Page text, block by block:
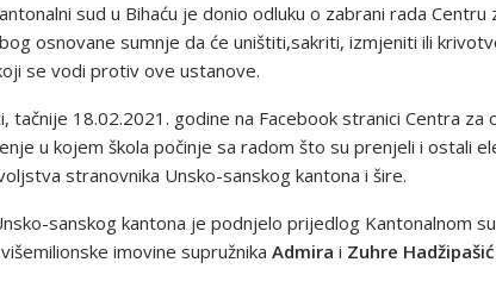
sud u Bihaću je donio odluku o zabrani rada
osnovane sumnje da će uništiti,sakriti, izmjeniti ili
se vodi protiv ove ustanove.
tačnije 18.02.2021. godine na Facebook stranici Centra za
u kojem škola počinje sa radom što su prenjeli i ostali
stranovnika Unsko-sanskog kantona i šire.
sanskog kantona je podnjelo prijedlog Kantonalnom
imovine supružnika Admira i Zuhre Hadžipašić